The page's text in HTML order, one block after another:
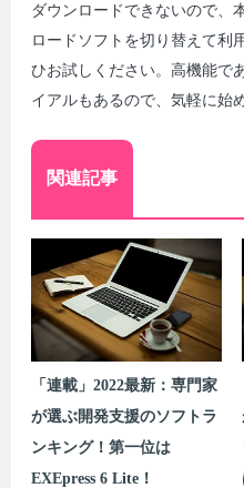
ダウンロードできないので、
ロードソフトを切り替えて利
ひお試しください。高機能で
イアルもあるので、気軽に始
関連記事
「連載」2022最新：専門家
が選ぶ開発支援のソフトラ
ンキング！第一位は
EXEpress 6 Lite！